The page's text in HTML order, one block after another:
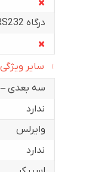
درگاه RS232
سایر
سه بعدی – 3D
ندارد
وایرلس
ندارد